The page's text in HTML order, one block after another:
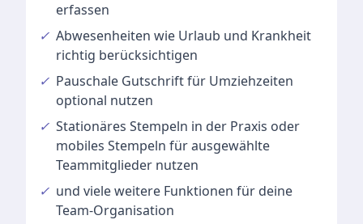
erfassen
✓ Abwesenheiten wie Urlaub und Krankheit
richtig berücksichtigen
✓ Pauschale Gutschriftfür Umziehzeiten
optional nutzen
✓ Stationäres Stempeln in der Praxis oder
mobiles Stempeln für ausgewählte
Teammitglieder nutzen
✓ und vieleweitere Funktionen für deine
Team-Organisation